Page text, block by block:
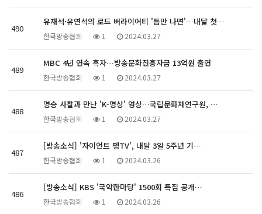
490
유재석·유연석의 로드 버라이어티 '틈만 나면'…내달 첫…
한국방송협회 1 2024.03.27
489
MBC 4년 연속 흑자…방송문화진흥자금 13억원 출연
한국방송협회 1 2024.03.27
488
명승 사찰과 만난 'K-명상' 영상…국립문화재연구원, …
한국방송협회 1 2024.03.27
487
[방송소식] '자이언트 펭TV', 내달 3일 5주년 기…
한국방송협회 1 2024.03.26
486
[방송소식] KBS '국악한마당' 1500회 특집 공개…
한국방송협회 1 2024.03.26